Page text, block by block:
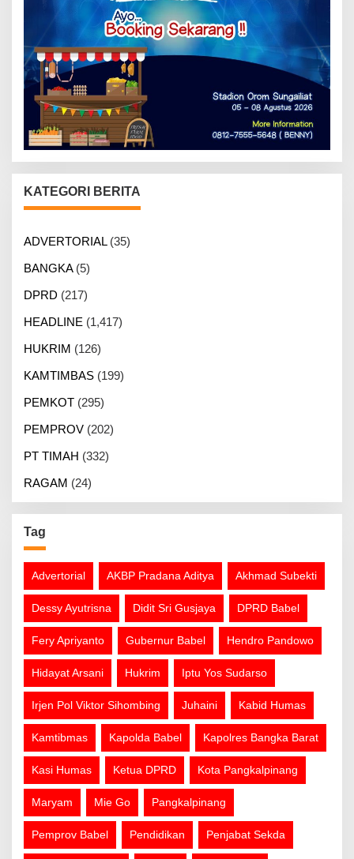
KATEGORI BERITA
ADVERTORIAL(35)
BANGKA(5)
DPRD (217)
HEADLINE (1,417)
HUKRIM (126)
KAMTIMBAS (199)
PEMKOT (295)
PEMPROV (202)
PT TIMAH (332)
RAGAM (24)
Tag
Advertorial AKBP Pradana Aditya Akhmad Subekti
Dessy Ayutrisna Didit Sri Gusjaya DPRD Babel
Fery Apriyanto Gubernur Babel Hendro Pandowo
Hidayat Arsani Hukrim Iptu Yos Sudarso
Irjen Pol Viktor Sihombing Juhaini Kabid Humas
Kamtibmas Kapolda Babel Kapolres Bangka Barat
Kasi Humas Ketua DPRD Kota Pangkalpinang
Maryam Mie Go Pangkalpinang
Pemprov Babel Pendidikan Penjabat Sekda